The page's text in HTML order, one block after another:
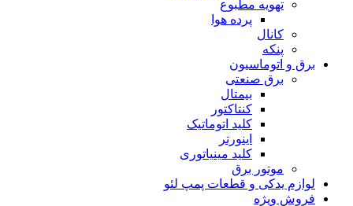
تهویه مطبوع
پرده هوا
کانال
پنکه
برق و اتوماسیون
برق صنعتی
بیمتال
کنتاکتور
کلید اتوماتیک
اینورتر
کلید مینیاتوری
موتور برق
لوازم یدکی و قطعات پمپ لئو
فروش ویژه